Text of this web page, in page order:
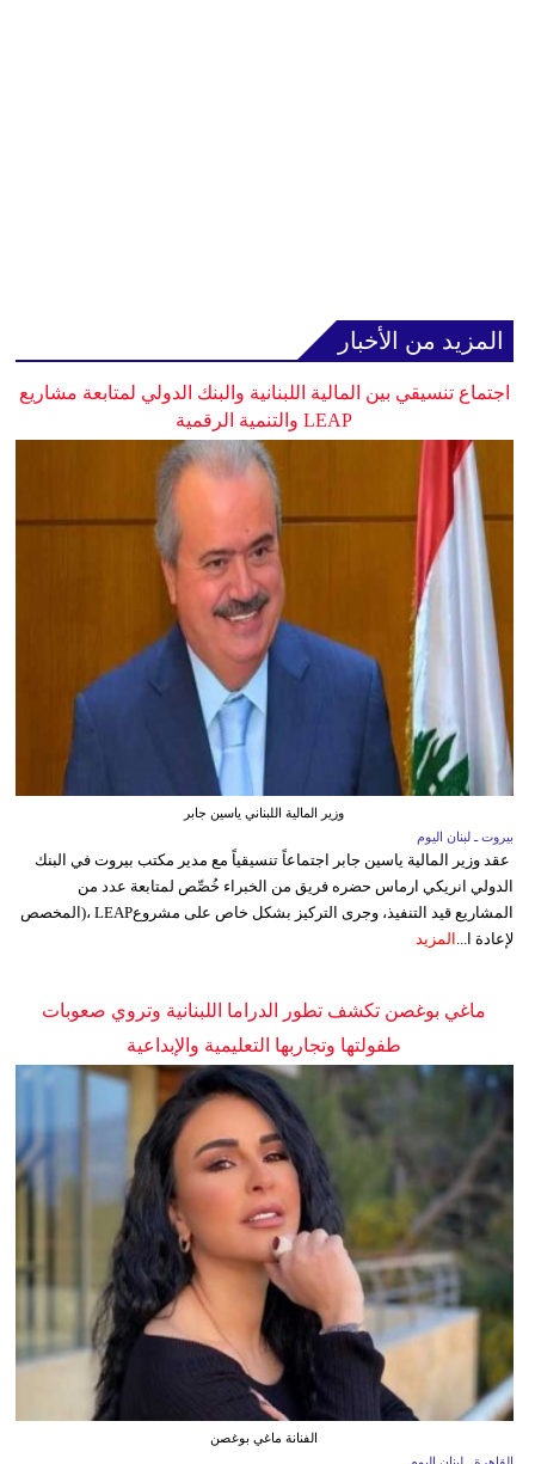
المزيد من الأخبار
اجتماع تنسيقي بين المالية اللبنانية والبنك الدولي لمتابعة مشاريع
LEAP والتنمية الرقمية
وزير المالية اللبناني ياسين جابر
بيروت ـ لبنان اليوم
عقد وزير المالية ياسين جابر اجتماعاً تنسيقياً مع مدير مكتب بيروت في البنك
الدولي انريكي ارماس حضره فريق من الخبراء خُصِّص لمتابعة عدد من
المشاريع قيد التنفيذ، وجرى التركيز بشكل خاص على مشروعLEAP ،(المخصص
لإعادة ا...
المزيد
ماغي بوغصن تكشف تطور الدراما اللبنانية وتروي صعوبات
طفولتها وتجاربها التعليمية والإبداعية
الفنانة ماغي بوغصن
القاهرة ـ لبنان اليوم